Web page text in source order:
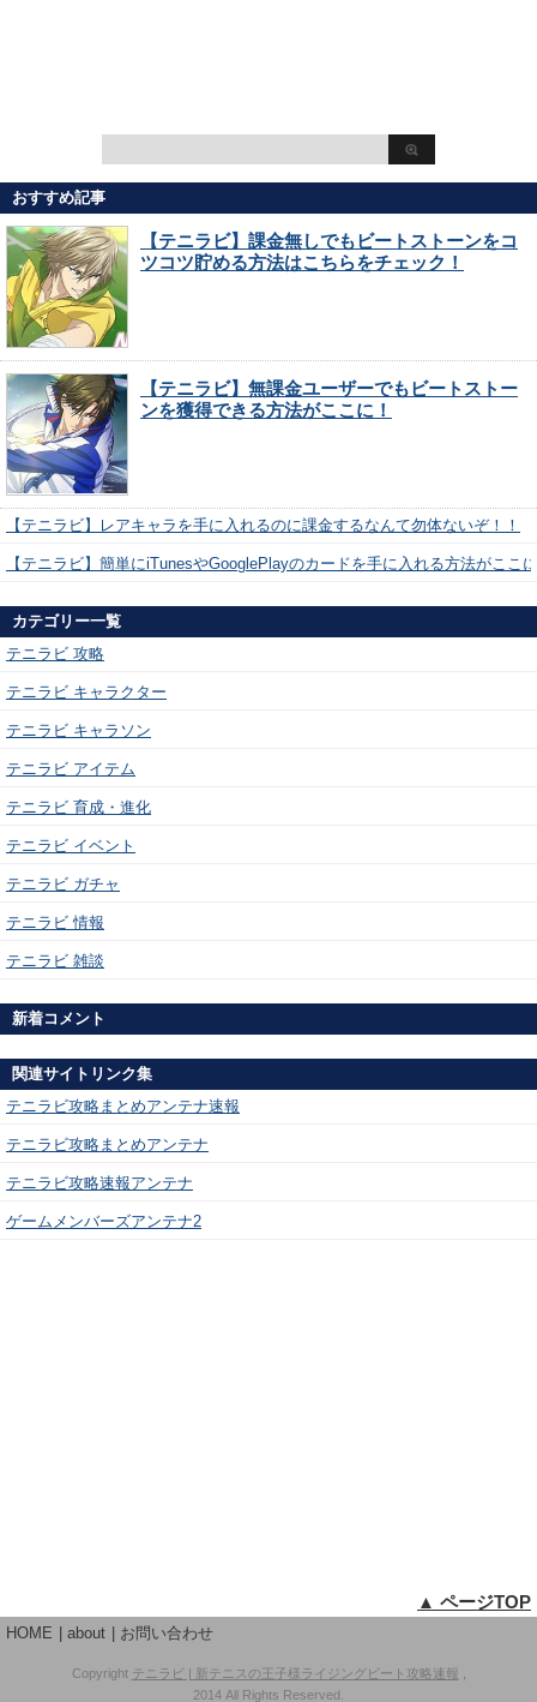
おすすめ記事
【テニラビ】課金無しでもビートストーンをコ
ツコツ貯める方法はこちらをチェック！
【テニラビ】無課金ユーザーでもビートストー
ンを獲得できる方法がここに！
【テニラビ】レアキャラを手に入れるのに課金するなんて勿体ないぞ！！
【テニラビ】簡単にiTunesやGooglePlayのカードを手に入れる方法がここ
カテゴリー一覧
テニラビ 攻略
テニラビ キャラクター
テニラビ キャラソン
テニラビ アイテム
テニラビ 育成・進化
テニラビ イベント
テニラビ ガチャ
テニラビ 情報
テニラビ 雑談
新着コメント
関連サイトリンク集
テニラビ攻略まとめアンテナ速報
テニラビ攻略まとめアンテナ
テニラビ攻略速報アンテナ
ゲームメンバーズアンテナ2
▲ ページTOP
HOME about お問い合わせ
Copyright テニラビ | 新テニスの王子様ライジングビート攻略速報
2014 All Rights Reserved.